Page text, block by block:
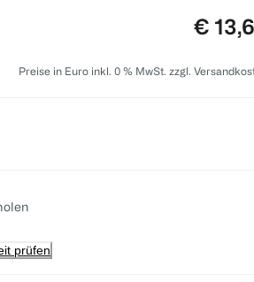
Preis:
€
Preise in Euro inkl. 0 % MwSt. zzgl.
prüfen